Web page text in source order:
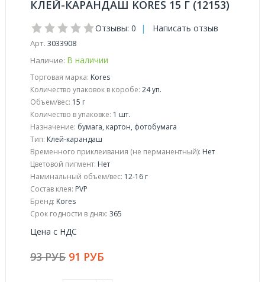
КЛЕЙ-КАРАНДАШ KORES 15 Г (12153)
Отзывы: 0 | Написать отзыв
Арт. 3033908
Наличие: В наличии
Торговая марка: Kores
Количество упаковок в коробе: 24 уп.
Объем/вес: 15 г
Количество в упаковке: 1 шт.
Назначение: бумага, картон, фотобумага
Тип: Клей-карандаш
Временного приклеивания (не перманентный): Нет
Цветовой пигмент: Нет
Наминальный объем/вес: 12-16 г
Состав клея: PVP
Бренд: Kores
Срок годности в днях: 365
Цена с НДС
93 РУБ 91 РУБ